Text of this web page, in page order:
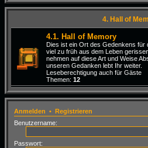
4. Hall of
4.1. Hall of Memory
Dies ist ein Ort des Gedenkens für
viel zu früh aus dem Leben
nehmen auf diese Art und Weise
unseren Gedanken lebt Ihr weiter.
Leseberechtigung auch für Gäste
Themen: 12
Anmelden • Registrieren
Benutzername:
Passwort: